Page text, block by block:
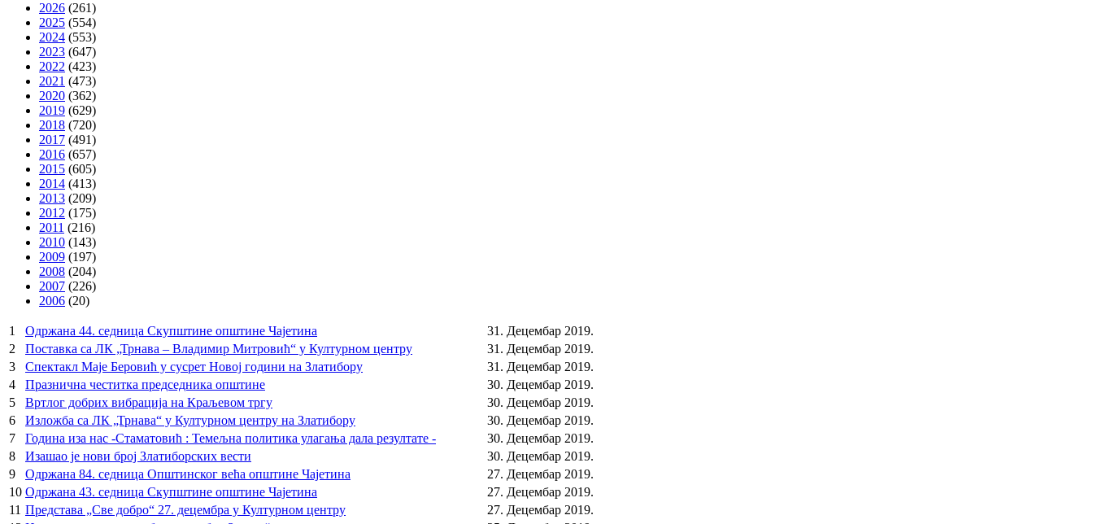
2026 (261)
2025 (554)
2024 (553)
2023 (647)
2022 (423)
2021 (473)
2020 (362)
2019 (629)
2018 (720)
2017 (491)
2016 (657)
2015 (605)
2014 (413)
2013 (209)
2012 (175)
2011 (216)
2010 (143)
2009 (197)
2008 (204)
2007 (226)
2006 (20)
1 Одржана 44. седница Скупштине општине Чајетина
31. Децембар 2019.
2
Поставка са ЛК „Трнава – Владимир Митровић“ у Културном центру
31. Децембар 2019.
3
Спектакл Маје Беровић у сусрет Новој години на Златибору
31. Децембар 2019.
4
Празнична честитка председника општине
30. Децембар 2019.
5
Вртлог добрих вибрација на Краљевом тргу
30. Децембар 2019.
6
Изложба са ЛК „Трнава“ у Културном центру на Златибору
30. Децембар 2019.
7
Година иза нас -Стаматовић : Темељна политика улагања дала резултате -
30. Децембар 2019.
8
Изашао је нови број Златиборских вести
30. Децембар 2019.
9
Одржана 84. седница Општинског већа општине Чајетина
27. Децембар 2019.
10 Одржана 43. седница Скупштине општине Чајетина
27. Децембар 2019.
11 Представа „Све добро“ 27. децембра у Културном центру
27. Децембар 2019.